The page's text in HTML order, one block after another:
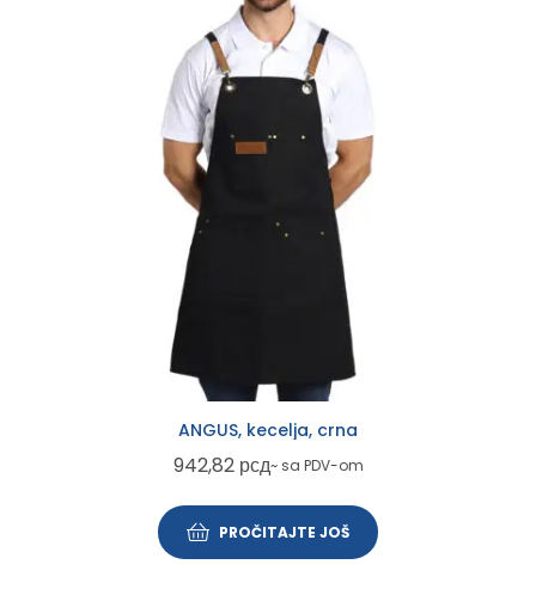
ANGUS, kecelja, crna
942,82 рсд~ sa PDV-om
PROČITAJTE JOŠ